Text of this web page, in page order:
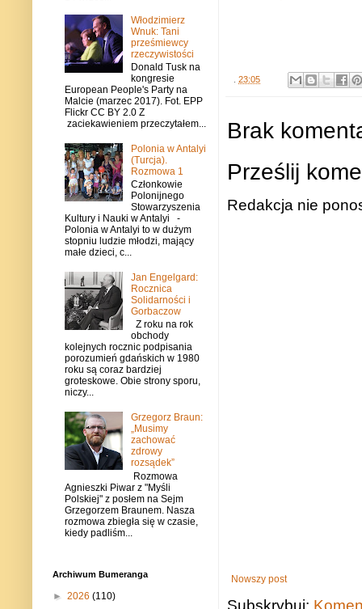
23:05
Brak
Prześlij
Redakcja nie
Nowszy post
Subskrybuj:
Włodzimierz
Wnuk: Tani
prześmiewcy
rzeczywistości
Donald Tusk na
kongresie
European People's Party na
Malcie (marzec 2017). Fot. EPP
Flickr CC BY 2.0 Z
zaciekawieniem przeczytałem...
Polonia w Antalyi
(Turcja).
Rozmowa 1
Członkowie
Polonijnego
Stowarzyszenia
Kultury i Nauki w Antalyi -
Polonia w Antalyi to w dużym
stopniu ludzie młodzi, mający
małe dzieci, c...
Jan Engelgard:
Rocznica
Solidarności i
Gorbaczow
Z roku na rok
obchody
kolejnych rocznic podpisania
porozumień gdańskich w 1980
roku są coraz bardziej
groteskowe. Obie strony sporu,
niczy...
Grzegorz Braun:
„Musimy
zachować
zdrowy
rozsądek”
Rozmowa
Agnieszki Piwar z "Myśli
Polskiej" z posłem na Sejm
Grzegorzem Braunem. Nasza
rozmowa zbiegła się w czasie,
kiedy padliśm...
Archiwum Bumeranga
► 2026 (110)